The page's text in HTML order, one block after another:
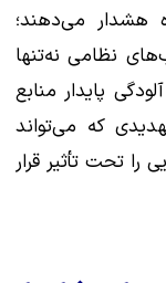
هشدار می‌دهند؛
نظامی نه‌تنها
پایدار منابع
که می‌تواند
تحت تأثیر قرار